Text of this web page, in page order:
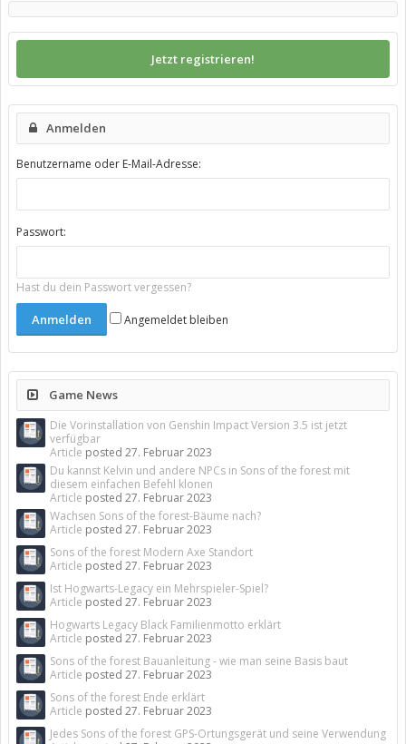
Jetzt registrieren!
Anmelden
Benutzername oder E-Mail-Adresse:
Passwort:
Hast du dein Passwort vergessen?
Angemeldet bleiben
Game News
Die Vorinstallation von Genshin Impact Version 3.5 ist jetzt
verfügbar
Article posted 27. Februar 2023
Du kannst Kelvin und andere NPCs in Sons of the forest mit
diesem einfachen Befehl klonen
Article posted 27. Februar 2023
Wachsen Sons of the forest-Bäume nach?
Article posted 27. Februar 2023
Sons of the forest Modern Axe Standort
Article posted 27. Februar 2023
Ist Hogwarts-Legacy ein Mehrspieler-Spiel?
Article posted 27. Februar 2023
Hogwarts Legacy Black Familienmotto erklärt
Article posted 27. Februar 2023
Sons of the forest Bauanleitung - wie man seine Basis baut
Article posted 27. Februar 2023
Sons of the forest Ende erklärt
Article posted 27. Februar 2023
Jedes Sons of the forest GPS-Ortungsgerät und seine Verwendung